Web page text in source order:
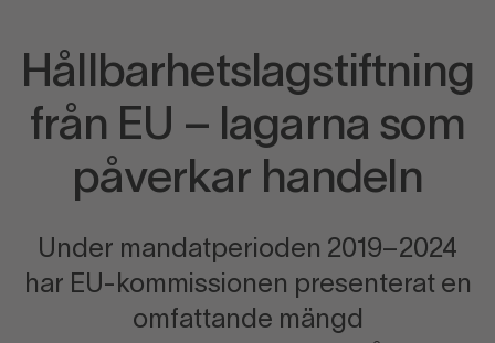
Hållbarhetslagstiftning
från EU – lagarna som
påverkar handeln
Under mandatperioden 2019–2024
har EU-kommissionen presenterat en
omfattande mängd